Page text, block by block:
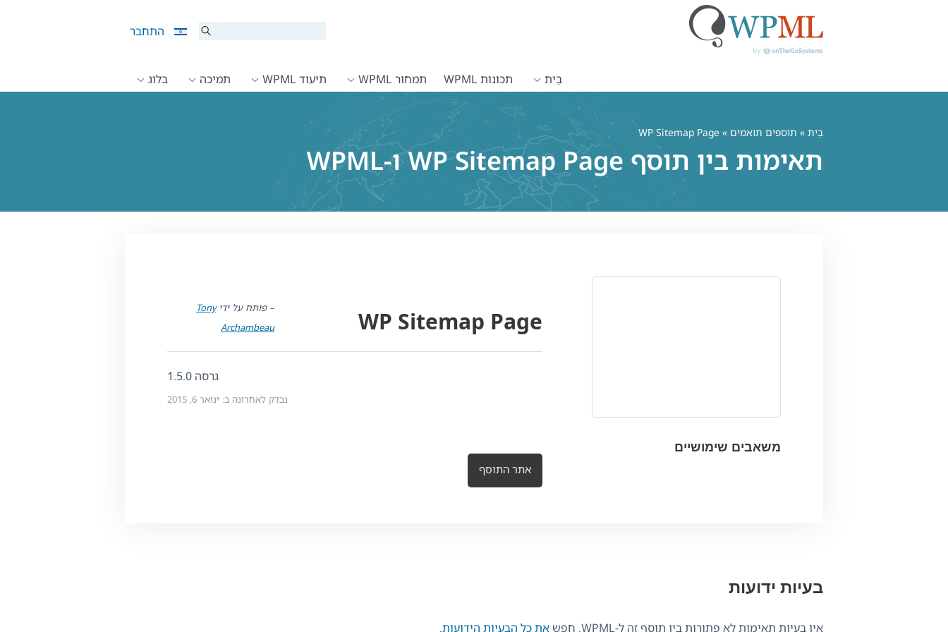
התחבר
בַּיִת תכונות WPML תמחור WPML תיעוד WPML תמיכה בלוג
בַּיִת » תוספים תואמים » WP Sitemap Page
תאימות בין תוסף WP Sitemap Page ו-WPML
משאבים שימושיים
WP Sitemap Page – פותח על ידיTony
Archambeau
גרסה 1.5.0
נבדק לאחרונה ב: ינואר 6, 2015
אתר התוסף
בעיות ידועות
אין בעיות תאימות לא פתורות בין תוסף זה ל-WPML. חפש את כל הבעיות הידועות.